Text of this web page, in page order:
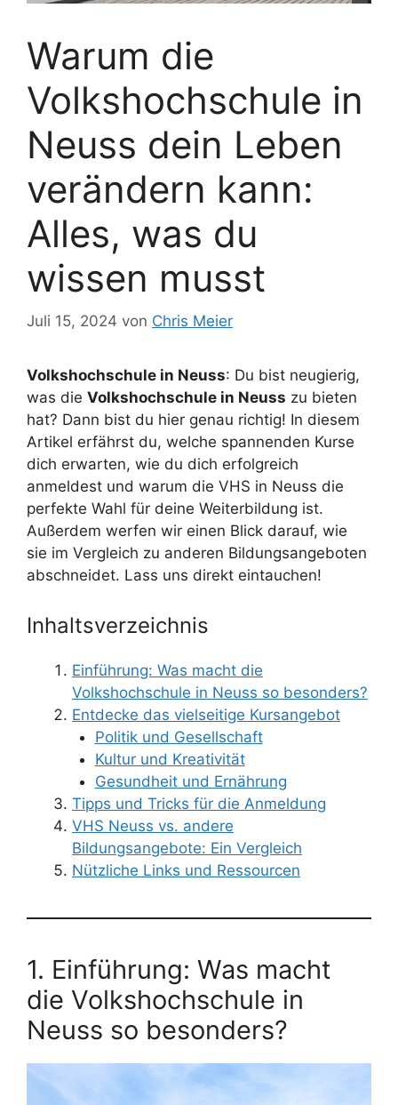
Warum die
Volkshochschule in
Neuss dein Leben
verändern kann:
Alles, was du
wissen musst
Juli 15, 2024 von Chris Meier
Volkshochschule in Neuss: Du bist neugierig,
was die Volkshochschule in Neuss zu bieten
hat? Dann bist du hier genau richtig! In diesem
Artikel erfährst du, welche spannenden Kurse
dich erwarten, wie du dich erfolgreich
anmeldest und warum die VHS in Neuss die
perfekte Wahl für deine Weiterbildung ist.
Außerdem werfen wir einen Blick darauf, wie
sie im Vergleich zu anderen Bildungsangeboten
abschneidet. Lass uns direkt eintauchen!
Inhaltsverzeichnis
Einführung: Was macht die
Volkshochschule in Neuss so besonders?
Entdecke das vielseitige Kursangebot
Politik und Gesellschaft
Kultur und Kreativität
Gesundheit und Ernährung
Tipps und Tricks für die Anmeldung
VHS Neuss vs. andere
Bildungsangebote: Ein Vergleich
Nützliche Links und Ressourcen
1. Einführung: Was macht
die Volkshochschule in
Neuss so besonders?